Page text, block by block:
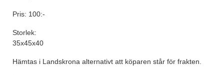
Pris: 100:-
Storlek:
35x45x40
Hämtas i Landskrona alternativt att köparen står för frakten.